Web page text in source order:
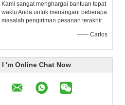
Kami sangat menghargai bantuan tepat
waktu Anda untuk menangani beberapa
masalah pengiriman pesanan terakhir.
—— Carlos
I 'm Online Chat Now